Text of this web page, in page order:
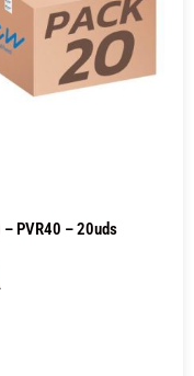
PVR40 – 20uds